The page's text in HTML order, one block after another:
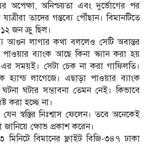
অপেক্ষা, অনিশ্চয়তা এবং দুর্ভোগের পর
তাদের গন্তব্যে পৌঁছান। বিমানটিতে
জন ক্রু ছিল।
আগুন লাগার কথা বললেও সেটি অবান্তর
পাওয়ার ব্যাংক আছে কিনা স্ক্যান করা হয়
এর সময়ই। সেটা চেক না করা গাফিলতি।
হ্যান্ড লাগেজে। এছাড়া পাওয়ার ব্যাংক
ঘটার সম্ভাবনা তেমন নেই। কিভাবে
করা হচ্ছে না।
স্বস্তির নিঃশ্বাস ফেলেন। তবে অনেকেই
জানিয়ে ক্ষোভ প্রকাশ করেন।
বিমানের ফ্লাইট বিজি-৩৪৭ ঢাকা